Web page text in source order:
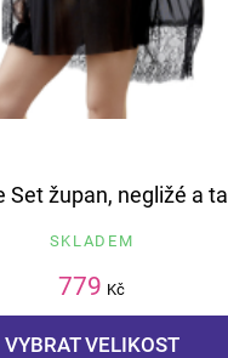
Set župan, negližé a
SKLADEM
779 Kč
VYBRAT VELIKOST